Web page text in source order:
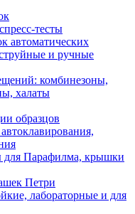
тесты
автоматических
и ручные
комбинезоны,
халаты
образцов
Парафилма, крышки
Петри
лабораторные и для